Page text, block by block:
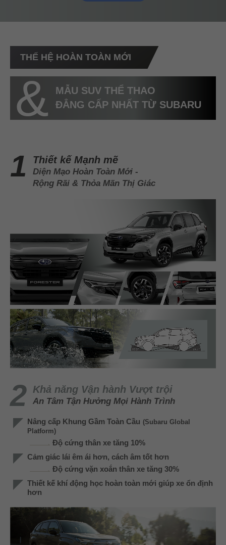
THẾ HỆ HOÀN TOÀN MỚI
MẪU SUV THỂ THAO
ĐẲNG CẤP NHẤT TỪ SUBARU
Thiết kế Mạnh mẽ
Diện Mạo Hoàn Toàn Mới -
Rộng Rãi & Thỏa Mãn Thị Giác
Khả năng Vận hành Vượt trội
An Tâm Tận Hưởng Mọi Hành Trình
Nâng cấp Khung Gầm Toàn Cầu (Subaru Global
Platform)
Độ cứng thân xe tăng 10%
Cảm giác lái êm ái hơn, cách âm tốt hơn
Độ cứng vặn xoắn thân xe tăng 30%
Thiết kế khí động học hoàn toàn mới giúp xe ổn định
hơn